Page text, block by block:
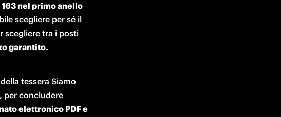
nel primo anello
scegliere per sé il
scegliere tra i posti
garantito.
tessera Siamo
per concludere
elettronico PDF e